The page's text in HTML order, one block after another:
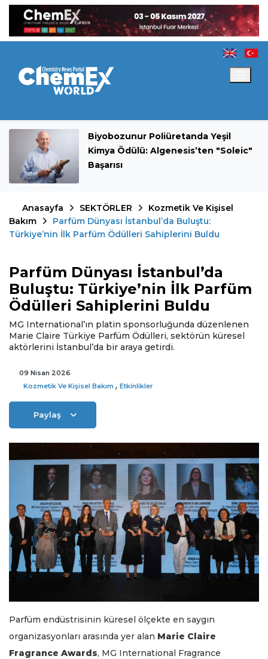
Biyobozunur Poliüretanda Yeşil
Kimya Ödülü: Algenesis’ten "Soleic"
Başarısı
Anasayfa SEKTÖRLER
Kozmetik Ve Kişisel
Bakım
Parfüm Dünyası İstanbul’da Buluştu:
Türkiye’nin İlk Parfüm Ödülleri Sahiplerini Buldu
Parfüm Dünyası İstanbul’da
Buluştu: Türkiye’nin İlk Parfüm
Ödülleri Sahiplerini Buldu
MG International’ın platin sponsorluğunda düzenlenen
Marie Claire Türkiye Parfüm Ödülleri, sektörün küresel
aktörlerini İstanbul’da bir araya getirdi.
09 Nisan 2026
Kozmetik Ve Kişisel Bakım , Etkinlikler
Paylaş
Parfüm endüstrisinin küresel ölçekte en saygın
organizasyonları arasında yer alan Marie Claire
Fragrance Awards, MG International Fragrance